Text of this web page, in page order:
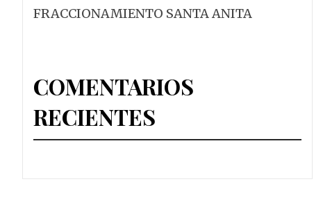
FRACCIONAMIENTO SANTA ANITA
COMENTARIOS
RECIENTES